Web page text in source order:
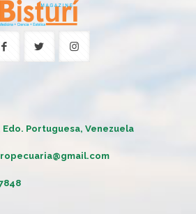
Portuguesa, Venezuela